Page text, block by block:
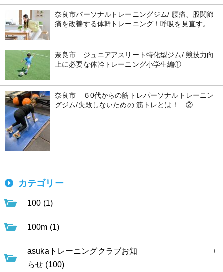
奈良市パーソナルトレーニングジム/ 腰痛、股関節
痛を改善する体幹トレーニング！呼吸を見直す。
奈良市 ジュニアアスリート特化型ジム/ 競技力向
上に必要な体幹トレーニング小学生編①
奈良市 ６0代からの筋トレパーソナルトレーニン
グジム/失敗しないための 筋トレとは！ ②
カテゴリー
100 (1)
100m (1)
asukaトレーニングクラブお知
らせ (100)